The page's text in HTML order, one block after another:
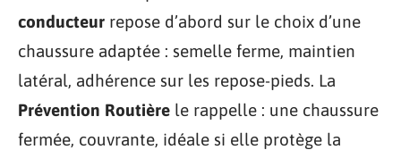
conducteur repose d’abord sur le choix d’une
chaussure adaptée : semelle ferme, maintien
latéral, adhérence sur les repose-pieds. La
Prévention Routière le rappelle : une chaussure
fermée, couvrante, idéale si elle protège la